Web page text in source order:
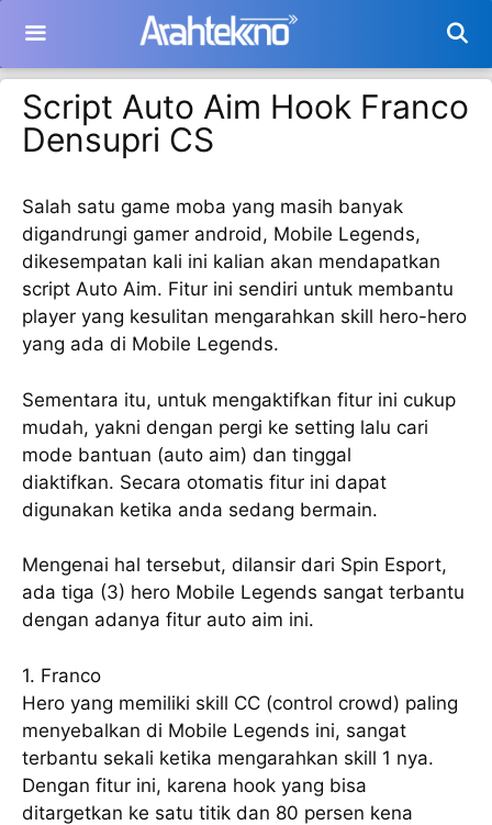
isi
Script Auto Aim Hook Franco
Densupri CS
Salah satu game moba yang masih banyak
digandrungi gamer android, Mobile Legends,
dikesempatan kali ini kalian akan mendapatkan
script Auto Aim. Fitur ini sendiri untuk membantu
player yang kesulitan mengarahkan skill hero-hero
yang ada di Mobile Legends.
Sementara itu, untuk mengaktifkan fitur ini cukup
mudah, yakni dengan pergi ke setting lalu cari
mode bantuan (auto aim) dan tinggal
diaktifkan. Secara otomatis fitur ini dapat
digunakan ketika anda sedang bermain.
Mengenai hal tersebut, dilansir dari Spin Esport,
ada tiga (3) hero Mobile Legends sangat terbantu
dengan adanya fitur auto aim ini.
1. Franco
Hero yang memiliki skill CC (control crowd) paling
menyebalkan di Mobile Legends ini, sangat
terbantu sekali ketika mengarahkan skill 1 nya.
Dengan fitur ini, karena hook yang bisa
ditargetkan ke satu titik dan 80 persen kena